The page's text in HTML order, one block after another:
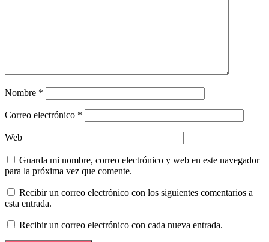
Nombre *
Correo electrónico *
Web
Guarda mi nombre, correo electrónico y web en este navegador
para la próxima vez que comente.
Recibir un correo electrónico con los siguientes comentarios a
esta entrada.
Recibir un correo electrónico con cada nueva entrada.